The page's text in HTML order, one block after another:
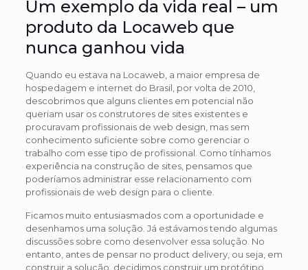
Um exemplo da vida real – um
produto da Locaweb que
nunca ganhou vida
Quando eu estava na Locaweb, a maior empresa de
hospedagem e internet do Brasil, por volta de 2010,
descobrimos que alguns clientes em potencial não
queriam usar os construtores de sites existentes e
procuravam profissionais de web design, mas sem
conhecimento suficiente sobre como gerenciar o
trabalho com esse tipo de profissional. Como tínhamos
experiência na construção de sites, pensamos que
poderíamos administrar esse relacionamento com
profissionais de web design para o cliente.
Ficamos muito entusiasmados com a oportunidade e
desenhamos uma solução. Já estávamos tendo algumas
discussões sobre como desenvolver essa solução. No
entanto, antes de pensar no product delivery, ou seja, em
construir a solução, decidimos construir um protótipo